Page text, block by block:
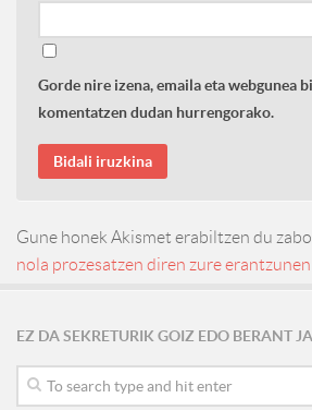
Gorde nire izena, emaila eta webgunea
komentatzen dudan hurrengorako.
Gune honek Akismet erabiltzen du
nola prozesatzen diren zure erantzunen
EZ DA SEKRETURIK GOIZ EDO BERANT